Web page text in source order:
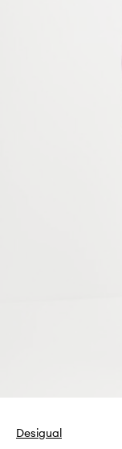
Desigual